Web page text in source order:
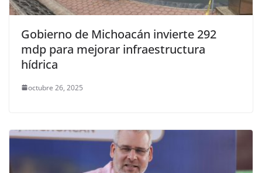
Gobierno de Michoacán invierte 292
mdp para mejorar infraestructura
hídrica
octubre 26, 2025